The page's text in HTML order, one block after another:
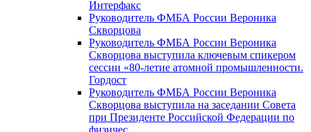
Интерфакс
Руководитель ФМБА России Вероника
Скворцова
Руководитель ФМБА России Вероника
Скворцова выступила ключевым спикером
сессии «80-летие атомной промышленности.
Гордост
Руководитель ФМБА России Вероника
Скворцова выступила на заседании Совета
при Президенте Российской Федерации по
физичес